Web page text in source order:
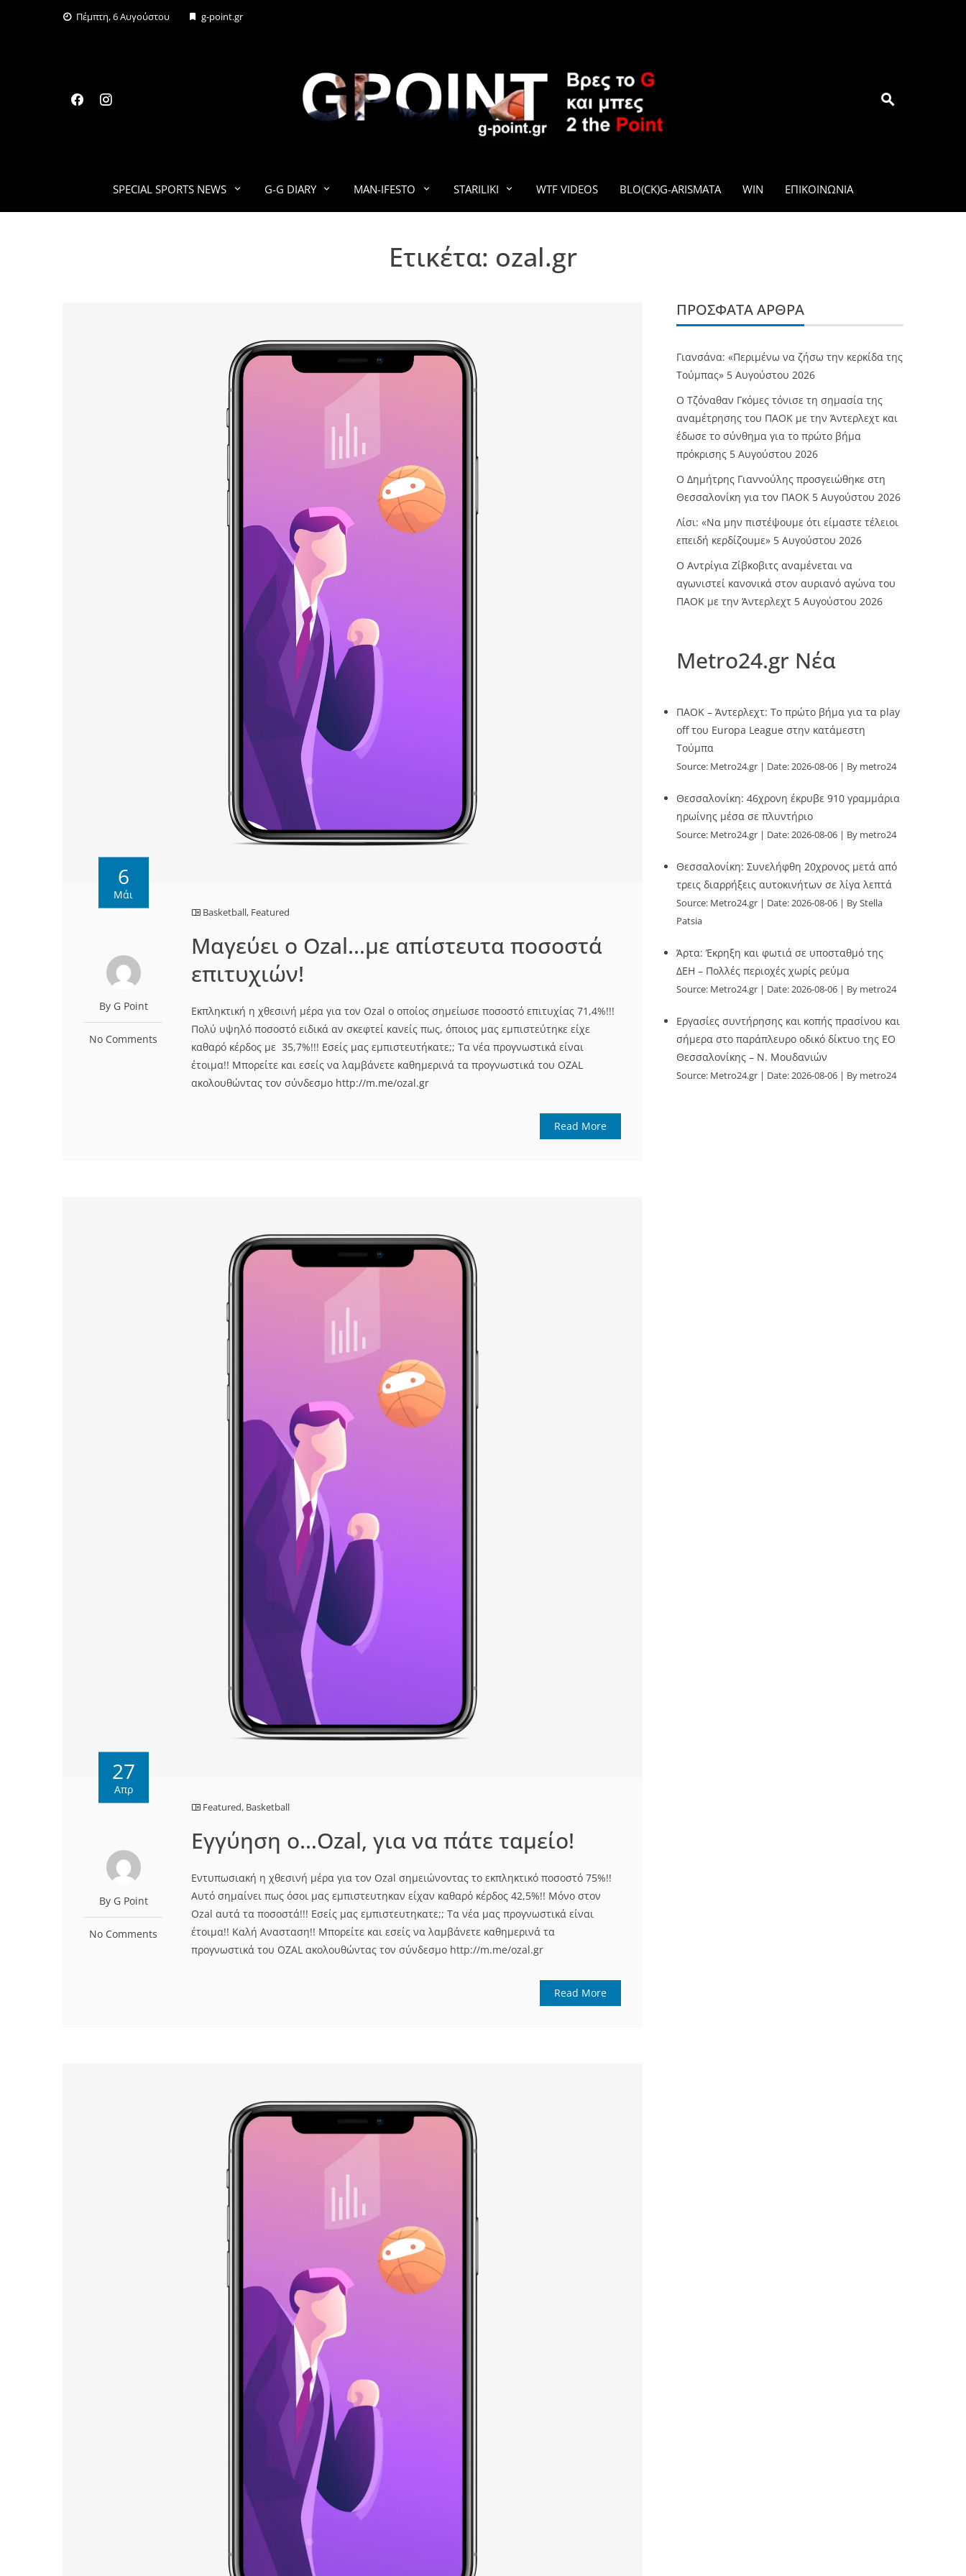
Πέμπτη, 6 Αυγούστου g-point.gr
G-POINT.GR
SPECIAL SPORTS NEWS G-G DIARY MAN-IFESTO STARILIKI WTF VIDEOS BLO(CK)G-ARISMATA WIN ΕΠΙΚΟΙΝΩΝΊΑ
Ετικέτα: ozal.gr
6
Μάι
By G Point
No Comments
Basketball, Featured
Μαγεύει ο Ozal…με απίστευτα ποσοστά
επιτυχιών!
Εκπληκτική η χθεσινή μέρα για τον Ozal ο οποίος σημείωσε ποσοστό επιτυχίας 71,4%!!!
Πολύ υψηλό ποσοστό ειδικά αν σκεφτεί κανείς πως, όποιος μας εμπιστεύτηκε είχε
καθαρό κέρδος με 35,7%!!! Εσείς μας εμπιστευτήκατε;; Τα νέα προγνωστικά είναι
έτοιμα!! Μπορείτε και εσείς να λαμβάνετε καθημερινά τα προγνωστικά του OZAL
ακολουθώντας τον σύνδεσμο http://m.me/ozal.gr
Read More
27
Απρ
By G Point
No Comments
Featured, Basketball
Εγγύηση ο…Ozal, για να πάτε ταμείο!
Εντυπωσιακή η χθεσινή μέρα για τον Ozal σημειώνοντας το εκπληκτικό ποσοστό 75%!!
Αυτό σημαίνει πως όσοι μας εμπιστευτηκαν είχαν καθαρό κέρδος 42,5%!! Μόνο στον
Ozal αυτά τα ποσοστά!!! Εσείς μας εμπιστευτηκατε;; Τα νέα μας προγνωστικά είναι
έτοιμα!! Καλή Ανασταση!! Μπορείτε και εσείς να λαμβάνετε καθημερινά τα
προγνωστικά του OZAL ακολουθώντας τον σύνδεσμο http://m.me/ozal.gr
Read More
ΠΡΌΣΦΑΤΑ ΆΡΘΡΑ
Γιανσάνα: «Περιμένω να ζήσω την κερκίδα της
Τούμπας» 5 Αυγούστου 2026
Ο Τζόναθαν Γκόμες τόνισε τη σημασία της
αναμέτρησης του ΠΑΟΚ με την Άντερλεχτ και
έδωσε το σύνθημα για το πρώτο βήμα
πρόκρισης 5 Αυγούστου 2026
Ο Δημήτρης Γιαννούλης προσγειώθηκε στη
Θεσσαλονίκη για τον ΠΑΟΚ 5 Αυγούστου 2026
Λίσι: «Να μην πιστέψουμε ότι είμαστε τέλειοι
επειδή κερδίζουμε» 5 Αυγούστου 2026
Ο Αντρίγια Ζίβκοβιτς αναμένεται να
αγωνιστεί κανονικά στον αυριανό αγώνα του
ΠΑΟΚ με την Άντερλεχτ 5 Αυγούστου 2026
Metro24.gr Νέα
ΠΑΟΚ – Άντερλεχτ: Το πρώτο βήμα για τα play
off του Europa League στην κατάμεστη
Τούμπα
Source: Metro24.gr Date: 2026-08-06 By metro24
Θεσσαλονίκη: 46χρονη έκρυβε 910 γραμμάρια
ηρωίνης μέσα σε πλυντήριο
Source: Metro24.gr Date: 2026-08-06 By metro24
Θεσσαλονίκη: Συνελήφθη 20χρονος μετά από
τρεις διαρρήξεις αυτοκινήτων σε λίγα λεπτά
Source: Metro24.gr Date: 2026-08-06
By Stella
Patsia
Άρτα: Έκρηξη και φωτιά σε υποσταθμό της
ΔΕΗ – Πολλές περιοχές χωρίς ρεύμα
Source: Metro24.gr Date: 2026-08-06 By metro24
Εργασίες συντήρησης και κοπής πρασίνου και
σήμερα στο παράπλευρο οδικό δίκτυο της ΕΟ
Θεσσαλονίκης – Ν. Μουδανιών
Source: Metro24.gr Date: 2026-08-06 By metro24